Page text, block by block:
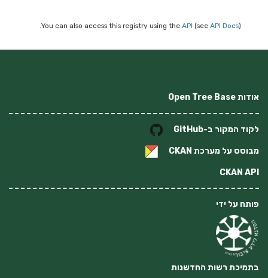
You can also access this registry using the API (see API Docs).
אודות Open Tree Base
לקוד המקור ב-GitHub
מבוסס על מערכת CKAN
CKAN API
פותח על ידי
בתמיכת רשות החדשנות